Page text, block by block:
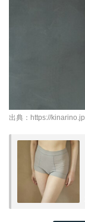
出典： https://kinarino.jp